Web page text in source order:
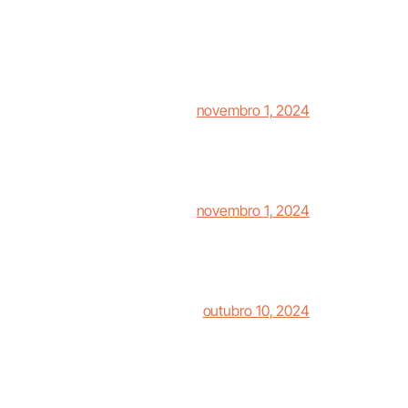
novembro 1, 2024
novembro 1, 2024
outubro 10, 2024